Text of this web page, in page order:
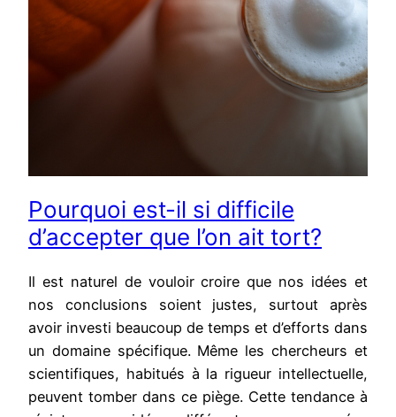
Pourquoi est-il si difficile
d’accepter que l’on ait tort?
Il est naturel de vouloir croire que nos idées et
nos conclusions soient justes, surtout après
avoir investi beaucoup de temps et d’efforts dans
un domaine spécifique. Même les chercheurs et
scientifiques, habitués à la rigueur intellectuelle,
peuvent tomber dans ce piège. Cette tendance à